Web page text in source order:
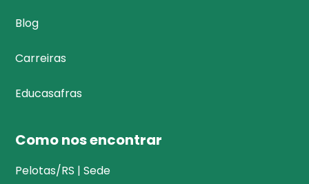
Blog
Carreiras
Educasafras
Como nos encontrar
Pelotas/RS | Sede